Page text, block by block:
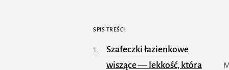
SPIS TREŚCI:
Szafeczki łazienkowe
wiszące — lekkość, która